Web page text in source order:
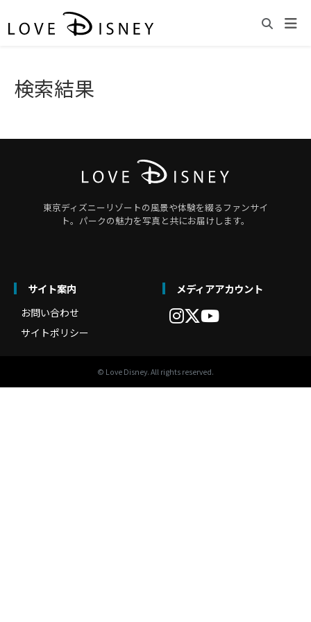
検索結果
東京ディズニーリゾートの風景や体験を綴るファンサイ
ト。パークの魅力を写真と共にお届けします。
サイト案内
お問い合わせ
サイトポリシー
メディアアカウント
© Love Disney. All rights reserved.